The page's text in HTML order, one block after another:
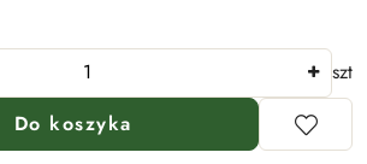
szt
Do koszyka